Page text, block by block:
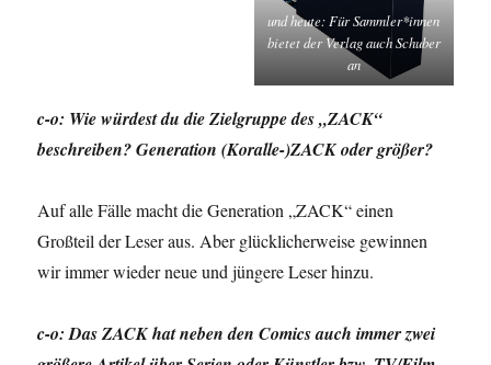
und heute: Für Sammler*innen
bietet der Verlag auch Schuber
an
c-o: Wie würdest du die Zielgruppe des „ZACK“
beschreiben? Generation (Koralle-)ZACK oder größer?
Auf alle Fälle macht die Generation „ZACK“ einen
Großteil der Leser aus. Aber glücklicherweise gewinnen
wir immer wieder neue und jüngere Leser hinzu.
c-o: Das ZACK hat neben den Comics auch immer zwei